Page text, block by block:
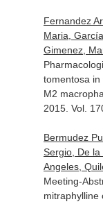
Fernandez
Maria,
Gimenez,
tomentosa in
M2
2015. Vol.
Bermudez
Sergio, De
Angeles,
Meeting-
mitraphylline